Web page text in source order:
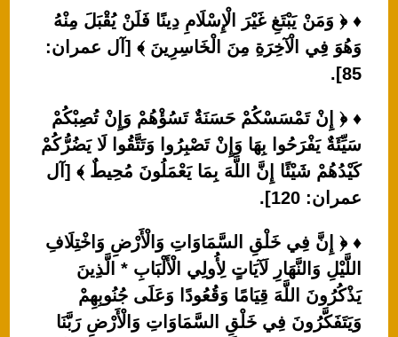
♦ ﴿ وَمَنْ يَبْتَغِ غَيْرَ الْإِسْلَامِ دِينًا فَلَنْ يُقْبَلَ مِنْهُ
وَهُوَ فِي الْآخِرَةِ مِنَ الْخَاسِرِينَ ﴾ [آل عمران:
85].
♦ ﴿ إِنْ تَمْسَسْكُمْ حَسَنَةٌ تَسُؤْهُمْ وَإِنْ تُصِبْكُمْ
سَيِّئَةٌ يَفْرَحُوا بِهَا وَإِنْ تَصْبِرُوا وَتَتَّقُوا لَا يَضُرُّكُمْ
كَيْدُهُمْ شَيْئًا إِنَّ اللَّهَ بِمَا يَعْمَلُونَ مُحِيطٌ ﴾ [آل
عمران: 120].
♦ ﴿ إِنَّ فِي خَلْقِ السَّمَاوَاتِ وَالْأَرْضِ وَاخْتِلَافِ
اللَّيْلِ وَالنَّهَارِ لَآيَاتٍ لِأُولِي الْأَلْبَابِ * الَّذِينَ
يَذْكُرُونَ اللَّهَ قِيَامًا وَقُعُودًا وَعَلَى جُنُوبِهِمْ
وَيَتَفَكَّرُونَ فِي خَلْقِ السَّمَاوَاتِ وَالْأَرْضِ رَبَّنَا